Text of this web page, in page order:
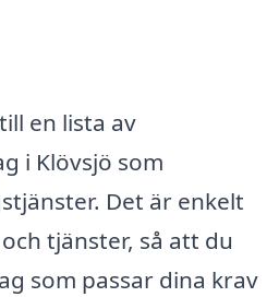
en lista av
i Klövsjö som
Det är enkelt
tjänster, så att du
som passar dina krav